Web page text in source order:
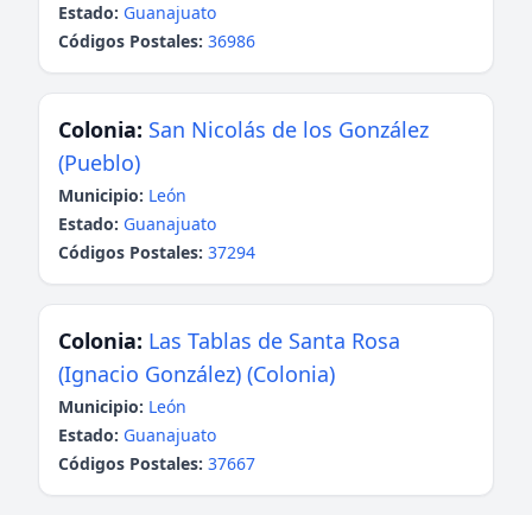
Estado: Guanajuato
Códigos Postales: 36986
Colonia: San Nicolás de los González
(Pueblo)
Municipio: León
Estado: Guanajuato
Códigos Postales: 37294
Colonia: Las Tablas de Santa Rosa
(Ignacio González) (Colonia)
Municipio: León
Estado: Guanajuato
Códigos Postales: 37667